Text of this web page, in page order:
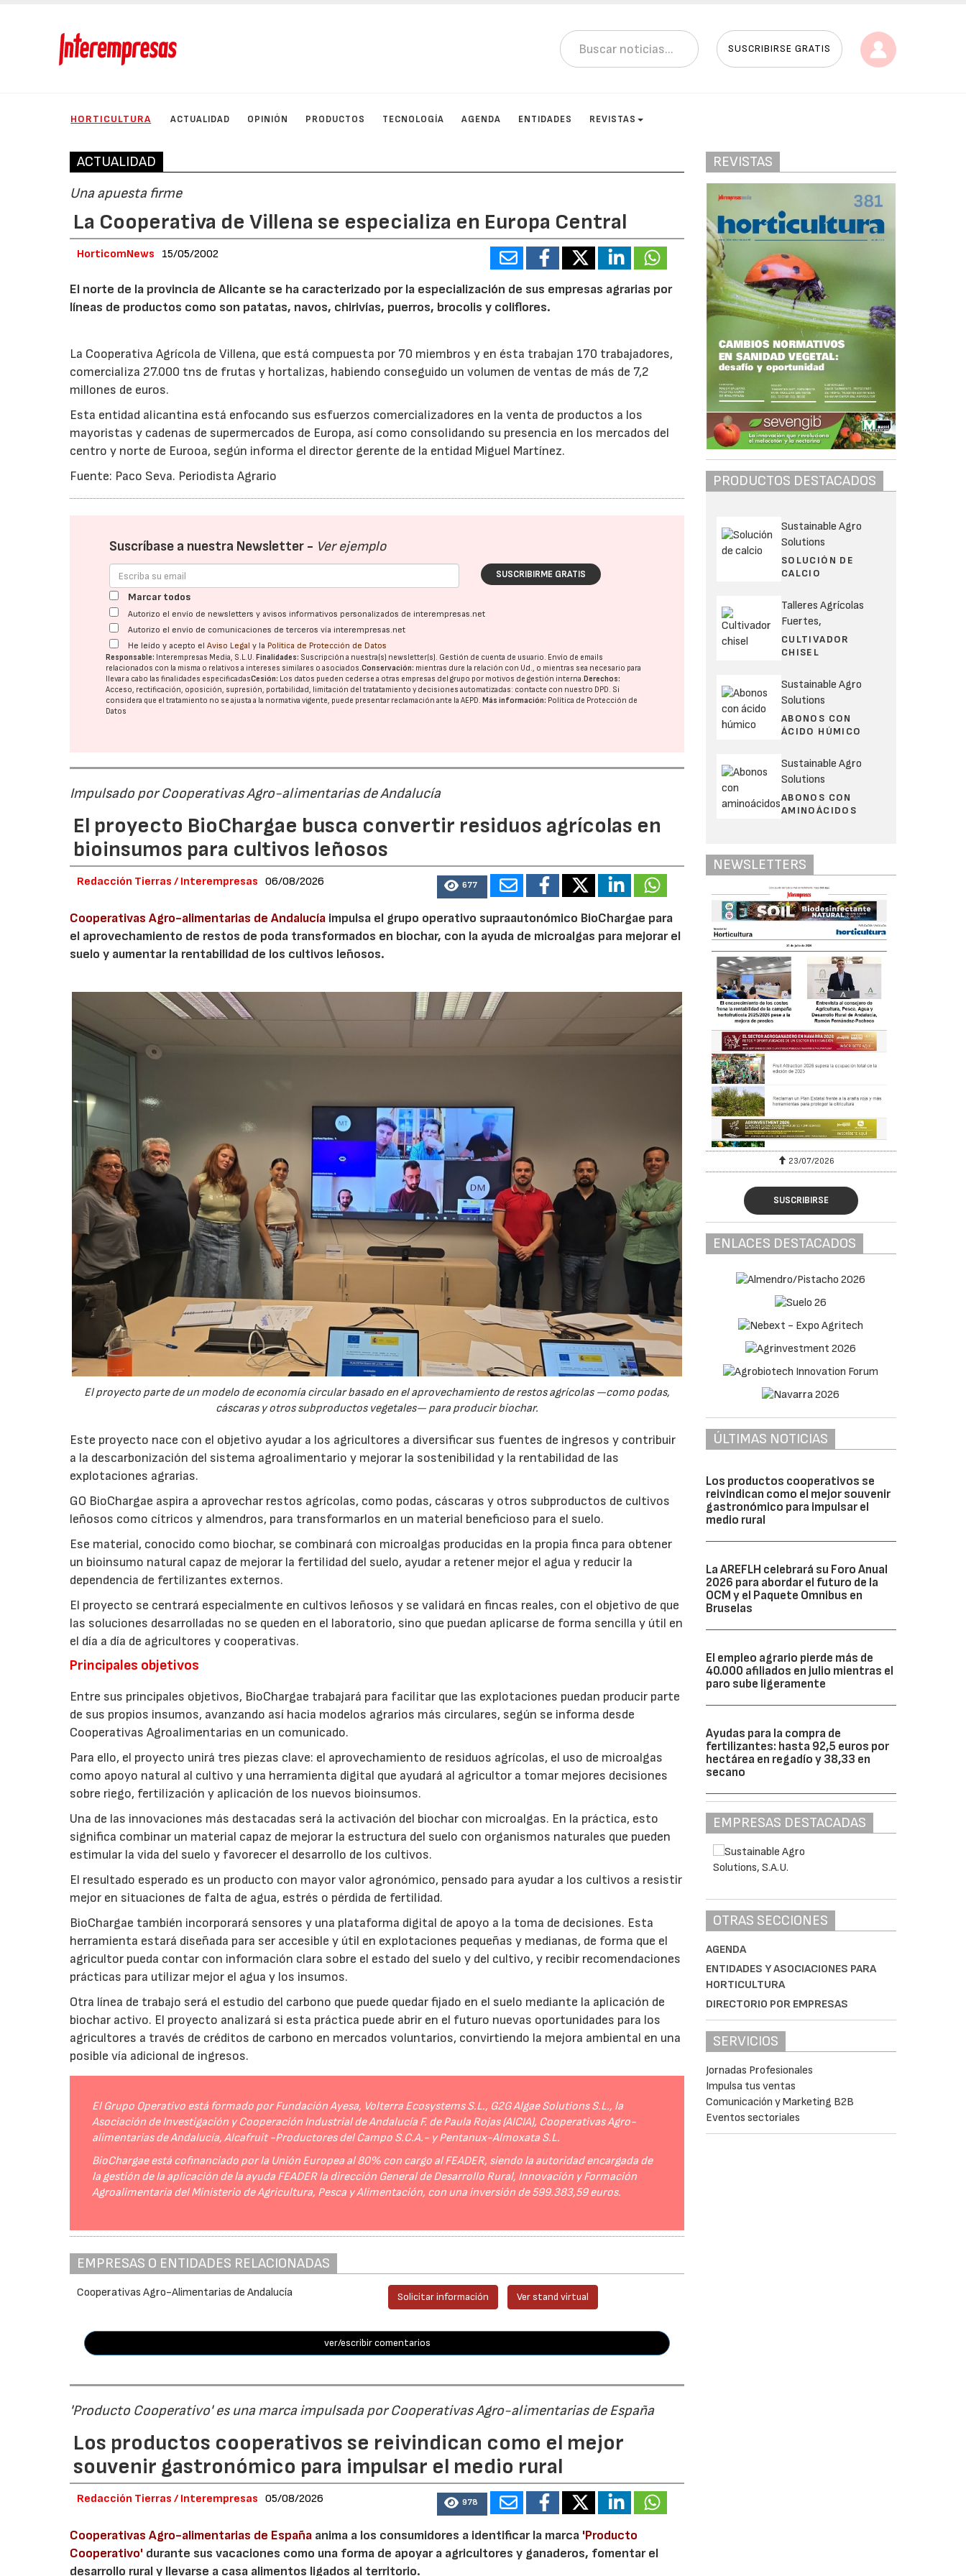
SUSCRIBIRSE GRATIS
HORTICULTURA ACTUALIDAD OPINIÓN PRODUCTOS TECNOLOGÍA AGENDA ENTIDADES REVISTAS
ACTUALIDAD
Una apuesta firme
La Cooperativa de Villena se especializa en Europa Central
HorticomNews 15/05/2002
El norte de la provincia de Alicante se ha caracterizado por la especialización de sus empresas agrarias por
líneas de productos como son patatas, navos, chirivías, puerros, brocolis y coliflores.
La Cooperativa Agrícola de Villena, que está compuesta por 70 miembros y en ésta trabajan 170 trabajadores,
comercializa 27.000 tns de frutas y hortalizas, habiendo conseguido un volumen de ventas de más de 7,2
millones de euros.
Esta entidad alicantina está enfocando sus esfuerzos comercializadores en la venta de productos a los
mayoristas y cadenas de supermercados de Europa, así como consolidando su presencia en los mercados del
centro y norte de Eurooa, según informa el director gerente de la entidad Miguel Martínez.
Fuente: Paco Seva. Periodista Agrario
Suscríbase a nuestra Newsletter - Ver ejemplo
SUSCRIBIRME GRATIS
Marcar todos
Autorizo el envío de newsletters y avisos informativos personalizados de interempresas.net
Autorizo el envío de comunicaciones de terceros vía interempresas.net
He leído y acepto elAviso Legal y la Política de Protección de Datos
Responsable: Interempresas Media, S.L.U. Finalidades: Suscripción a nuestra(s) newsletter(s). Gestión de cuenta de usuario. Envío de emails
relacionados con la misma o relativos a intereses similares o asociados.Conservación: mientras dure la relación con Ud., o mientras sea necesario para
llevar a cabo las finalidades especificadasCesión: Los datos pueden cederse a otras empresas del grupo por motivos de gestión interna. Derechos:
Acceso, rectificación, oposición, supresión, portabilidad, limitación del tratatamiento y decisiones automatizadas: contacte con nuestro DPD. Si
considera que el tratamiento no se ajusta a la normativa vigente, puede presentar reclamación ante laAEPD. Más información: Política de Protección de
Datos
Impulsado por Cooperativas Agro-alimentarias de Andalucía
El proyecto BioChargae busca convertir residuos agrícolas en
bioinsumos para cultivos leñosos
Redacción Tierras / Interempresas 06/08/2026 677
Cooperativas Agro-alimentarias de Andalucía impulsa el grupo operativo supraautonómico BioChargae para
el aprovechamiento de restos de poda transformados en biochar, con la ayuda de microalgas para mejorar el
suelo y aumentar la rentabilidad de los cultivos leñosos.
El proyecto parte de un modelo de economía circular basado en el aprovechamiento de restos agrícolas —como podas,
cáscaras y otros subproductos vegetales— para producir biochar.
Este proyecto nace con el objetivo ayudar a los agricultores a diversificar sus fuentes de ingresos y contribuir
a la descarbonización del sistema agroalimentario y mejorar la sostenibilidad y la rentabilidad de las
explotaciones agrarias.
GO BioChargae aspira a aprovechar restos agrícolas, como podas, cáscaras y otros subproductos de cultivos
leñosos como cítricos y almendros, para transformarlos en un material beneficioso para el suelo.
Ese material, conocido como biochar, se combinará con microalgas producidas en la propia finca para obtener
un bioinsumo natural capaz de mejorar la fertilidad del suelo, ayudar a retener mejor el agua y reducir la
dependencia de fertilizantes externos.
El proyecto se centrará especialmente en cultivos leñosos y se validará en fincas reales, con el objetivo de que
las soluciones desarrolladas no se queden en el laboratorio, sino que puedan aplicarse de forma sencilla y útil en
el día a día de agricultores y cooperativas.
Principales objetivos
Entre sus principales objetivos, BioChargae trabajará para facilitar que las explotaciones puedan producir parte
de sus propios insumos, avanzando así hacia modelos agrarios más circulares, según se informa desde
Cooperativas Agroalimentarias en un comunicado.
Para ello, el proyecto unirá tres piezas clave: el aprovechamiento de residuos agrícolas, el uso de microalgas
como apoyo natural al cultivo y una herramienta digital que ayudará al agricultor a tomar mejores decisiones
sobre riego, fertilización y aplicación de los nuevos bioinsumos.
Una de las innovaciones más destacadas será la activación del biochar con microalgas. En la práctica, esto
significa combinar un material capaz de mejorar la estructura del suelo con organismos naturales que pueden
estimular la vida del suelo y favorecer el desarrollo de los cultivos.
El resultado esperado es un producto con mayor valor agronómico, pensado para ayudar a los cultivos a resistir
mejor en situaciones de falta de agua, estrés o pérdida de fertilidad.
BioChargae también incorporará sensores y una plataforma digital de apoyo a la toma de decisiones. Esta
herramienta estará diseñada para ser accesible y útil en explotaciones pequeñas y medianas, de forma que el
agricultor pueda contar con información clara sobre el estado del suelo y del cultivo, y recibir recomendaciones
prácticas para utilizar mejor el agua y los insumos.
Otra línea de trabajo será el estudio del carbono que puede quedar fijado en el suelo mediante la aplicación de
biochar activo. El proyecto analizará si esta práctica puede abrir en el futuro nuevas oportunidades para los
agricultores a través de créditos de carbono en mercados voluntarios, convirtiendo la mejora ambiental en una
posible vía adicional de ingresos.
El Grupo Operativo está formado por Fundación Ayesa, Volterra Ecosystems S.L., G2G Algae Solutions S.L., la
Asociación de Investigación y Cooperación Industrial de Andalucía F. de Paula Rojas (AICIA), Cooperativas Agro-
alimentarias de Andalucía, Alcafruit -Productores del Campo S.C.A.- y Pentanux-Almoxata S.L.
BioChargae está cofinanciado por la Unión Europea al 80% con cargo al FEADER, siendo la autoridad encargada de
la gestión de la aplicación de la ayuda FEADER la dirección General de Desarrollo Rural, Innovación y Formación
Agroalimentaria del Ministerio de Agricultura, Pesca y Alimentación, con una inversión de 599.383,59 euros.
EMPRESAS O ENTIDADES RELACIONADAS
Cooperativas Agro-Alimentarias de Andalucía Solicitar información Ver stand virtual
ver/escribir comentarios
'Producto Cooperativo' es una marca impulsada por Cooperativas Agro-alimentarias de España
Los productos cooperativos se reivindican como el mejor
souvenir gastronómico para impulsar el medio rural
Redacción Tierras / Interempresas 05/08/2026 978
Cooperativas Agro-alimentarias de España anima a los consumidores a identificar la marca 'Producto
Cooperativo' durante sus vacaciones como una forma de apoyar a agricultores y ganaderos, fomentar el
desarrollo rural y llevarse a casa alimentos ligados al territorio.
REVISTAS
PRODUCTOS DESTACADOS
Sustainable Agro
Solutions
SOLUCIÓN DE
CALCIO
Talleres Agrícolas
Fuertes,
CULTIVADOR
CHISEL
Sustainable Agro
Solutions
ABONOS CON
ÁCIDO HÚMICO
Sustainable Agro
Solutions
ABONOS CON
AMINOÁCIDOS
NEWSLETTERS
23/07/2026 30/07/2026 23/07/2026
SUSCRIBIRSE
ENLACES DESTACADOS
ÚLTIMAS NOTICIAS
Los productos cooperativos se
reivindican como el mejor souvenir
gastronómico para impulsar el
medio rural
La AREFLH celebrará su Foro Anual
2026 para abordar el futuro de la
OCM y el Paquete Omnibus en
Bruselas
El empleo agrario pierde más de
40.000 afiliados en julio mientras el
paro sube ligeramente
Ayudas para la compra de
fertilizantes: hasta 92,5 euros por
hectárea en regadío y 38,33 en
secano
EMPRESAS DESTACADAS
OTRAS SECCIONES
AGENDA
ENTIDADES Y ASOCIACIONES PARA
HORTICULTURA
DIRECTORIO POR EMPRESAS
SERVICIOS
Jornadas Profesionales
Impulsa tus ventas
Comunicación y Marketing B2B
Eventos sectoriales